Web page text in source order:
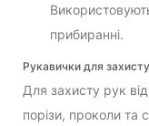
прибиранні.
Рукавички для
Для захисту рук
порізи, проколи та